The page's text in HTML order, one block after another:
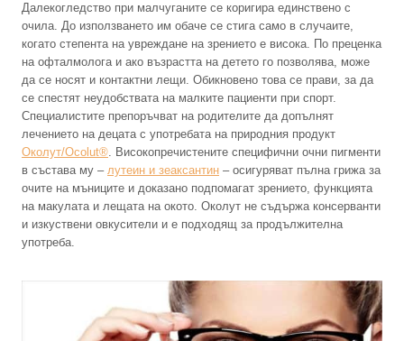
Далекогледство при малчуганите се коригира единствено с
очила. До използването им обаче се стига само в случаите,
когато степента на увреждане на зрението е висока. По преценка
на офталмолога и ако възрастта на детето го позволява, може
да се носят и контактни лещи. Обикновено това се прави, за да
се спестят неудобствата на малките пациенти при спорт.
Специалистите препоръчват на родителите да допълнят
лечението на децата с употребата на природния продукт
Околут/Ocolut®. Високопречистените специфични очни пигменти
в състава му – лутеин и зеаксантин – осигуряват пълна грижа за
очите на мъниците и доказано подпомагат зрението, функцията
на макулата и лещата на окото. Околут не съдържа консерванти
и изкуствени овкусители и е подходящ за продължителна
употреба.